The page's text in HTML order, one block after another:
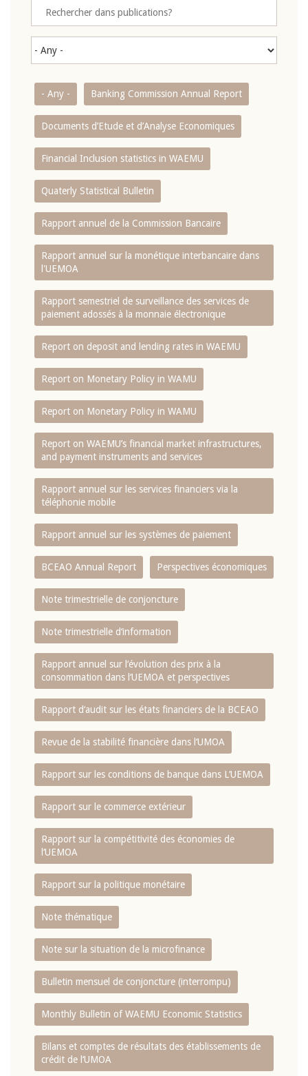
- Any - Banking Commission Annual Report
Documents d’Etude et d’Analyse Economiques
Financial Inclusion statistics in WAEMU
Quaterly Statistical Bulletin
Rapport annuel de la Commission Bancaire
Rapport annuel sur la monétique interbancaire dans
l'UEMOA
Rapport semestriel de surveillance des services de
paiement adossés à la monnaie électronique
Report on deposit and lending rates in WAEMU
Report on Monetary Policy in WAMU
Report on Monetary Policy in WAMU
Report on WAEMU’s financial market infrastructures,
and payment instruments and services
Rapport annuel sur les services financiers via la
téléphonie mobile
Rapport annuel sur les systèmes de paiement
BCEAO Annual Report Perspectives économiques
Note trimestrielle de conjoncture
Note trimestrielle d‘information
Rapport annuel sur l‘évolution des prix à la
consommation dans l‘UEMOA et perspectives
Rapport d‘audit sur les états financiers de la BCEAO
Revue de la stabilité financière dans l‘UMOA
Rapport sur les conditions de banque dans L‘UEMOA
Rapport sur le commerce extérieur
Rapport sur la compétitivité des économies de
l‘UEMOA
Rapport sur la politique monétaire
Note thématique
Note sur la situation de la microfinance
Bulletin mensuel de conjoncture (interrompu)
Monthly Bulletin of WAEMU Economic Statistics
Bilans et comptes de résultats des établissements de
crédit de l‘UMOA